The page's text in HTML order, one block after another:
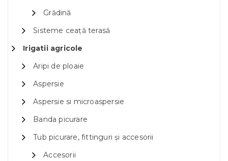
Grădină
Sisteme ceață terasă
Irigatii agricole
Aripi de ploaie
Aspersie
Aspersie si microaspersie
Banda picurare
Tub picurare, fittinguri și accesorii
Accesorii